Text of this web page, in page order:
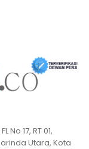
No 17, RT 01,
Utara, Kota